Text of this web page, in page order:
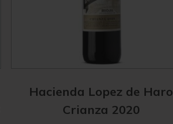
Hacienda Lopez de Haro
Crianza 2020